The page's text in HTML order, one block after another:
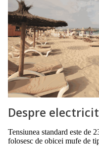
Despre
Tensiunea standard este de
folosesc de obicei mufe de